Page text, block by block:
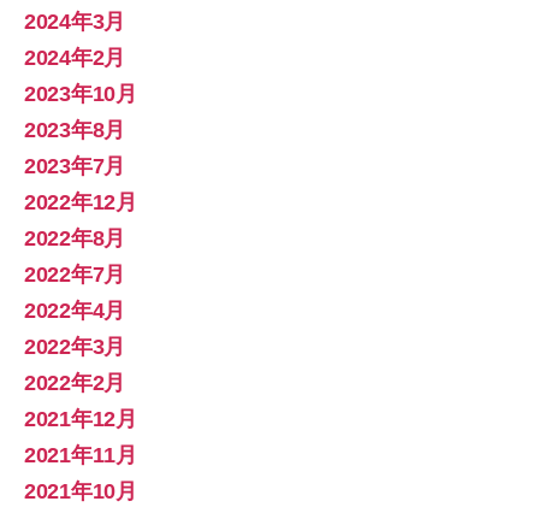
2024年3月
2024年2月
2023年10月
2023年8月
2023年7月
2022年12月
2022年8月
2022年7月
2022年4月
2022年3月
2022年2月
2021年12月
2021年11月
2021年10月